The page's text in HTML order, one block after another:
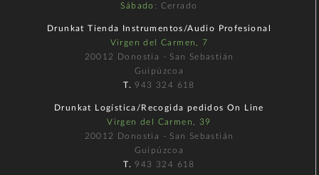
Sábado : Cerrado
Drunkat Tienda Instrumentos/Audio Profesional
Virgen del Carmen, 7
20012 Donostia - San Sebastián
Guipúzcoa
T. 943 324 618
Drunkat Logística/Recogida pedidos On Line
Virgen del Carmen, 39
20012 Donostia - San Sebastián
Guipúzcoa
T. 943 324 618